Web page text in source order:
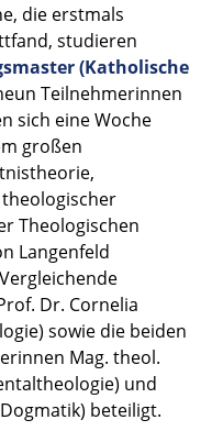
die erstmals
studieren
(Katholische
Teilnehmerinnen
sich eine Woche
großen
Theologischen
Langenfeld
Dr. Cornelia
sowie die beiden
Mag. theol.
und
beteiligt.